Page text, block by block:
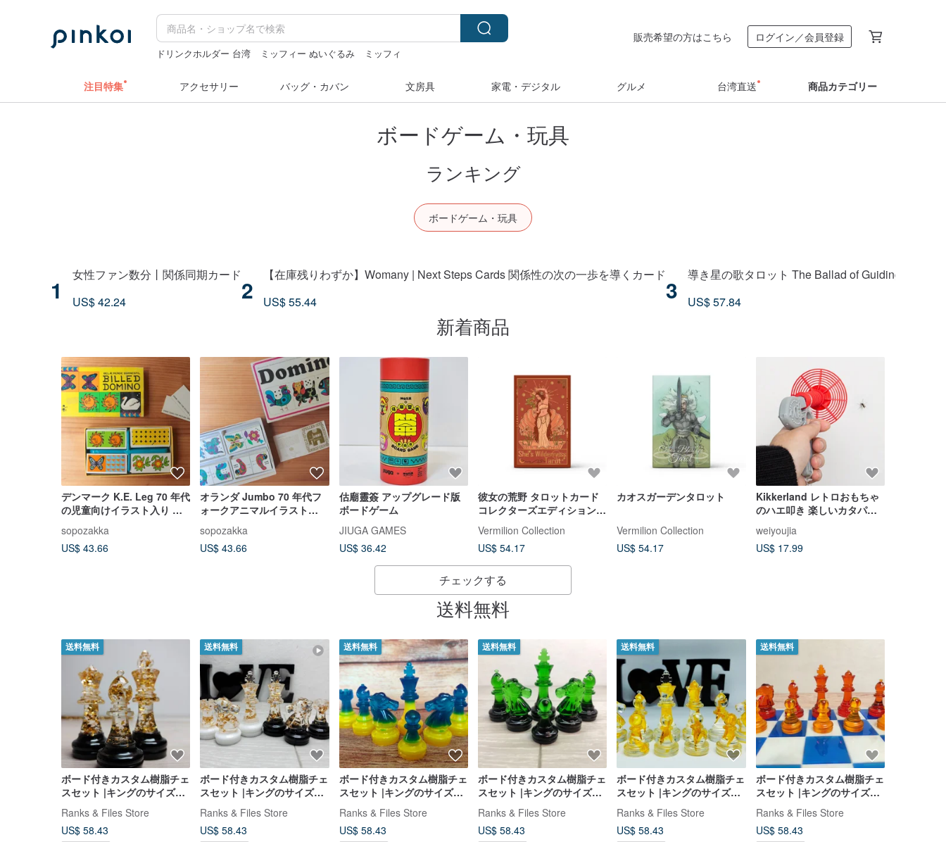
ドリンクホルダー 台湾 ミッフィー ぬいぐるみ
ミッフィ
販売希望の方はこちら ログイン／会員登録
注目特集 アクセサリー バッグ・カバン 文房具 家電・デジタル グルメ 台湾直送 商品カテゴリー
ボードゲーム・玩具
ランキング
ボードゲーム・玩具
1
女性ファン数分丨関係同期カード
US$ 42.24
2
【在庫残りわずか】Womany | Next Steps Cards 関係性の次の一歩を導くカード
US$ 55.44
3
導き星の歌タロット The Ballad of Guiding Stars
US$ 57.84
新着商品
デンマーク K.E. Leg 70 年代
の児童向けイラスト入り ビ
ルド・ドミノ カードゲーム
セット
sopozakka
US$ 43.66
オランダ Jumbo 70 年代フ
ォークアニマルイラスト
DOMINO カードゲームセッ
ト
sopozakka
US$ 43.66
估廟靈簽 アップグレード版
ボードゲーム
JIUGA GAMES
US$ 36.42
彼女の荒野 タロットカード
コレクターズエディション
占いヒーリングカード
Vermilion Collection
US$ 54.17
カオスガーデンタロット
Vermilion Collection
US$ 54.17
Kikkerland レトロおもちゃ
のハエ叩き 楽しいカタパル
でユニークなストレス解消グ
ッズ
weiyoujia
US$ 17.99
チェックする
送料無料
送料無料
ボード付きカスタム樹脂チェ
スセット |キングのサイズ
2.75 インチ (7 cm) |エポキ
シ樹脂
Ranks & Files Store
US$ 58.43
送料無料
ボード付きカスタム樹脂チェ
スセット |キングのサイズ
2.75 インチ (7 cm) |エポキ
シ樹脂
Ranks & Files Store
US$ 58.43
送料無料
ボード付きカスタム樹脂チェ
スセット |キングのサイズ
2.75 インチ (7 cm) |エポキ
シ樹脂
Ranks & Files Store
US$ 58.43
送料無料
ボード付きカスタム樹脂チェ
スセット |キングのサイズ
2.75 インチ (7 cm) |エポキ
シ樹脂
Ranks & Files Store
US$ 58.43
送料無料
ボード付きカスタム樹脂チェ
スセット |キングのサイズ
2.75 インチ (7 cm) |エポキ
シ樹脂
Ranks & Files Store
US$ 58.43
送料無料
ボード付きカスタム樹脂チェ
スセット |キングのサイズ
2.75 インチ (7 cm) |エポキ
シ樹脂
Ranks & Files Store
US$ 58.43